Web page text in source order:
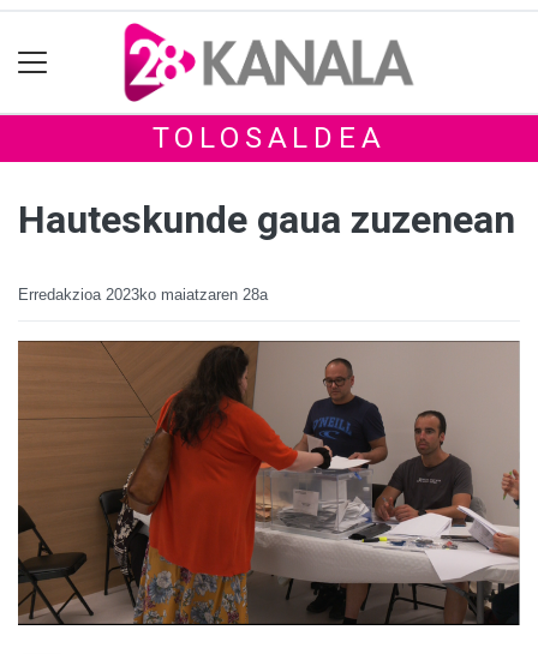
TOLOSALDEA
Hauteskunde gaua zuzenean
Erredakzioa 2023ko maiatzaren 28a